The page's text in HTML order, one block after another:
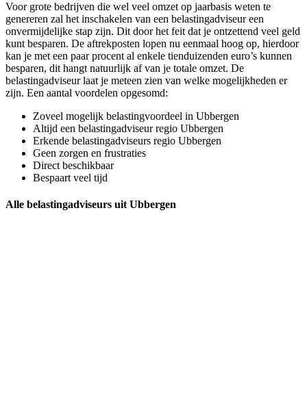
Voor grote bedrijven die wel veel omzet op jaarbasis weten te
genereren zal het inschakelen van een belastingadviseur een
onvermijdelijke stap zijn. Dit door het feit dat je ontzettend veel geld
kunt besparen. De aftrekposten lopen nu eenmaal hoog op, hierdoor
kan je met een paar procent al enkele tienduizenden euro’s kunnen
besparen, dit hangt natuurlijk af van je totale omzet. De
belastingadviseur laat je meteen zien van welke mogelijkheden er
zijn. Een aantal voordelen opgesomd:
Zoveel mogelijk belastingvoordeel in Ubbergen
Altijd een belastingadviseur regio Ubbergen
Erkende belastingadviseurs regio Ubbergen
Geen zorgen en frustraties
Direct beschikbaar
Bespaart veel tijd
Alle belastingadviseurs uit Ubbergen